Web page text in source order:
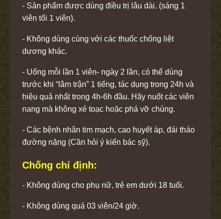
- Sản phẩm được dùng điều trị lâu dài. (sáng 1
viên tối 1 viên).
- Không dùng cùng với các thuốc chống liệt
dương khác.
- Uống mỗi lần 1 viên- ngày 2 lần, có thể dùng
trước khi “lâm trận” 1 tiếng, tác dụng trong 24h và
hiệu quả nhất trong 4h-6h đầu. Hãy nuốt các viên
nang mà không xé toạc hoặc phá vỡ chúng.
- Các bệnh nhân tim mạch, cao huyết áp, đái tháo
đường nặng (Cần hỏi ý kiến bác sỹ).
Chống chỉ định:
- Không dùng cho phụ nữ, trẻ em dưới 18 tuổi.
- Không dùng quá 03 viên/24 giờ.